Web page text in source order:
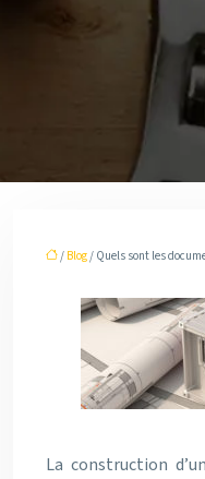
/ Blog/ Quels sont les
La construction